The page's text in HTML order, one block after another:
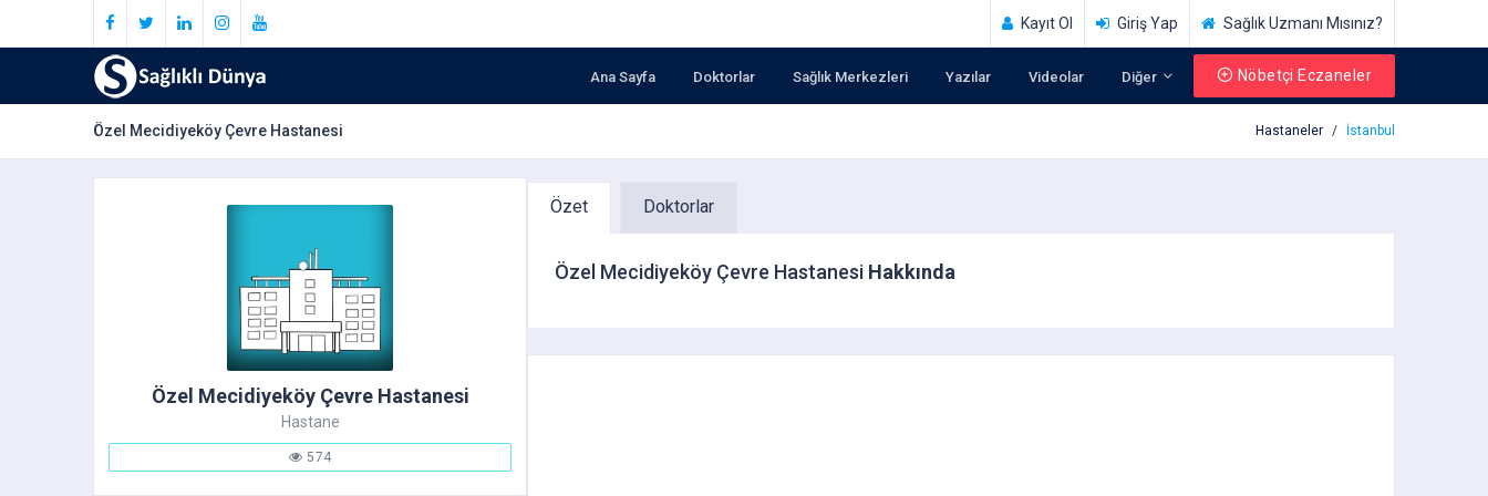
Kayıt Ol Giriş Yap Sağlık Uzmanı Mısınız?
Ana Sayfa Doktorlar Sağlık Merkezleri Yazılar Videolar Diğer Nöbetçi Eczaneler
Özel Mecidiyeköy Çevre Hastanesi Hastaneler İstanbul
Özel Mecidiyeköy Çevre Hastanesi
Hastane
574
Özet Doktorlar
Özel Mecidiyeköy Çevre Hastanesi Hakkında